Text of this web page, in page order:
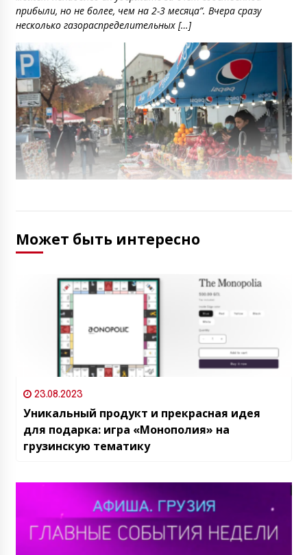
прибыли, но не более, чем на 2-3 месяца”. Вчера сразу
несколько газораспределительных […]
Может быть интересно
23.08.2023
Уникальный продукт и прекрасная идея
для подарка: игра «Монополия» на
грузинскую тематику